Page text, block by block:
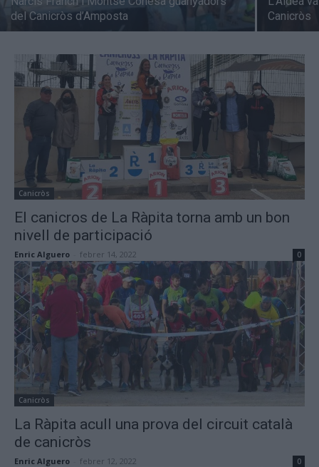
del Canicròs d’Amposta
Canicròs
Canicròs
El canicros de La Ràpita torna amb un bon
nivell de participació
Enric Alguero febrer 14, 2022 0
Canicròs
La Ràpita acull una prova del circuit català
de canicròs
Enric Alguero febrer 12, 2022 0